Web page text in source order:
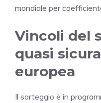
mondiale per
Vincoli del
quasi
europea
Il sorteggio è in